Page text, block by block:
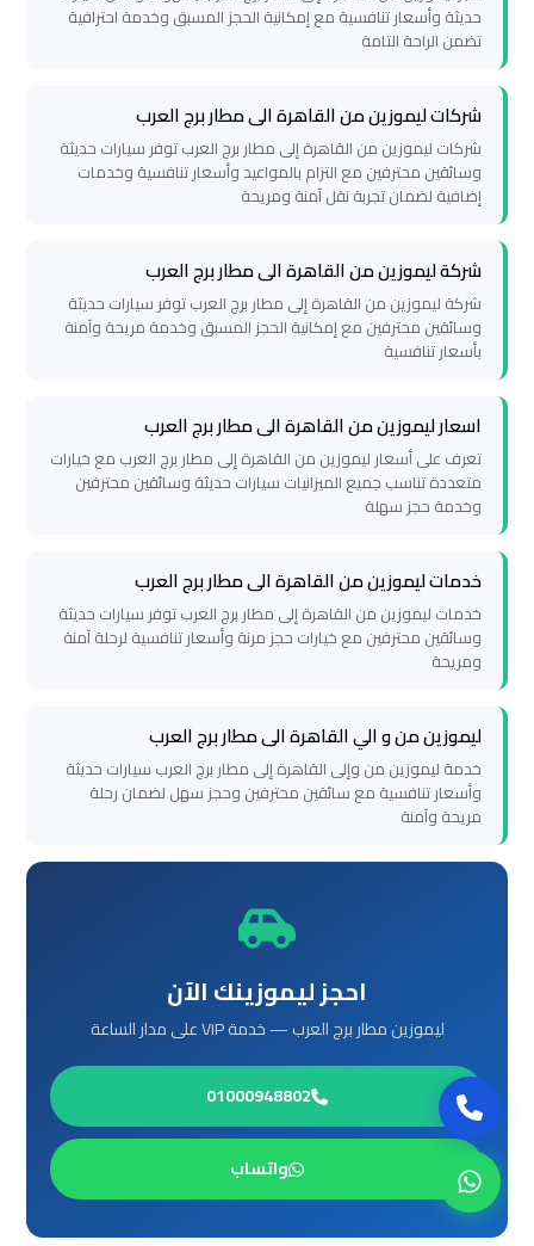
حديثة وأسعار تنافسية مع إمكانية الحجز المسبق وخدمة احترافية
تضمن الراحة التامة
شركات ليموزين من القاهرة الى مطار برج العرب
شركات ليموزين من القاهرة إلى مطار برج العرب توفر سيارات حديثة
وسائقين محترفين مع التزام بالمواعيد وأسعار تنافسية وخدمات
إضافية لضمان تجربة نقل آمنة ومريحة
شركة ليموزين من القاهرة الى مطار برج العرب
شركة ليموزين من القاهرة إلى مطار برج العرب توفر سيارات حديثة
وسائقين محترفين مع إمكانية الحجز المسبق وخدمة مريحة وآمنة
بأسعار تنافسية
اسعار ليموزين من القاهرة الى مطار برج العرب
تعرف على أسعار ليموزين من القاهرة إلى مطار برج العرب مع خيارات
متعددة تناسب جميع الميزانيات سيارات حديثة وسائقين محترفين
وخدمة حجز سهلة
خدمات ليموزين من القاهرة الى مطار برج العرب
خدمات ليموزين من القاهرة إلى مطار برج العرب توفر سيارات حديثة
وسائقين محترفين مع خيارات حجز مرنة وأسعار تنافسية لرحلة آمنة
ومريحة
ليموزين من و الي القاهرة الى مطار برج العرب
خدمة ليموزين من وإلى القاهرة إلى مطار برج العرب سيارات حديثة
وأسعار تنافسية مع سائقين محترفين وحجز سهل لضمان رحلة
مريحة وآمنة
احجز ليموزينك الآن
ليموزين مطار برج العرب — خدمة VIP على مدار الساعة
01000948802
واتساب
راس
سدر
سيارات
مطار
شركات
توصيل
من
العرب
شركات
ليموزين
العرب
ليموزين
مطار
العرب
ليموزين
المطار